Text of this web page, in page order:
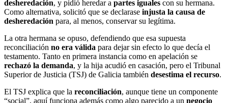
desheredación, y pidió heredar a partes iguales con su hermana.
Como alternativa, solicitó que se declarase injusta la causa de
desheredación para, al menos, conservar su legítima.
La otra hermana se opuso, defendiendo que esa supuesta
reconciliación no era válida para dejar sin efecto lo que decía el
testamento. Tanto en primera instancia como en apelación se
rechazó la demanda, y la hija acudió en casación, pero el Tribunal
Superior de Justicia (TSJ) de Galicia también desestima el recurso.
El TSJ explica que la reconciliación, aunque tiene un componente
“social”, aquí funciona además como algo parecido a un negocio